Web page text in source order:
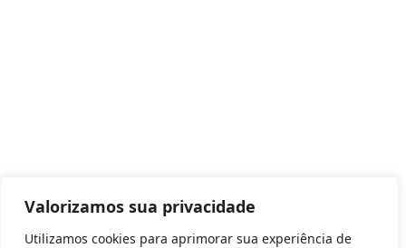
Valorizamos sua privacidade
Utilizamos cookies para aprimorar sua experiência de